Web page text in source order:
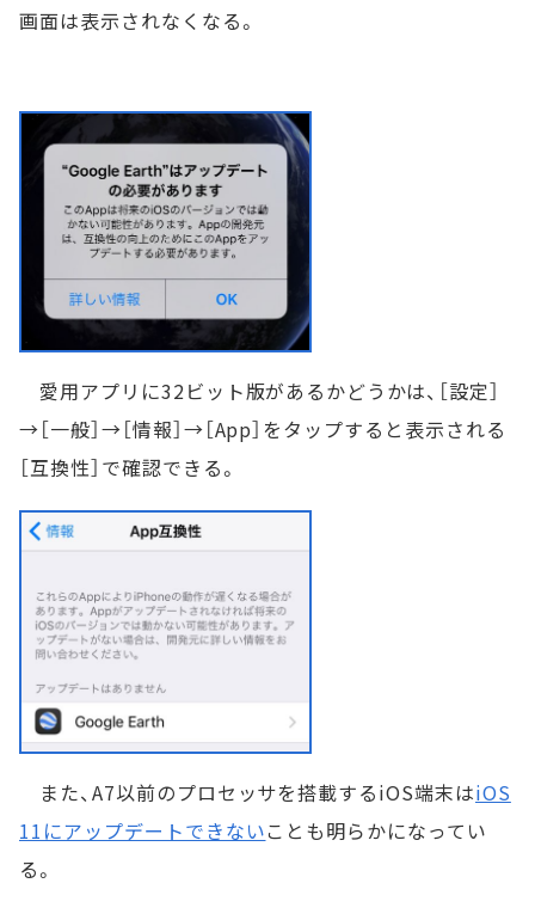
画面は表示されなくなる。
愛用アプリに32ビット版があるかどうかは、［設定］
→［一般］→［情報］→［App］をタップすると表示される
［互換性］で確認できる。
また、A7以前のプロセッサを搭載するiOS端末はiOS
11にアップデートできないことも明らかになってい
る。